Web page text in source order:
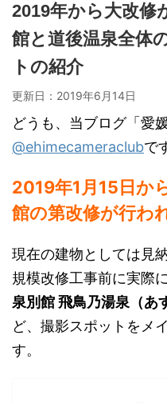
2019年から大改修
館と道後温泉全体
トの紹介
更新日： 2019年6月14日
どうも、当ブログ「愛
@ehimecameraclubで
2019年1月15日か
館の第改修が行わ
現在の建物としては見
規模改修工事前に実際
泉別館 飛鳥乃湯泉（あ
ど、撮影スポットをメ
す。